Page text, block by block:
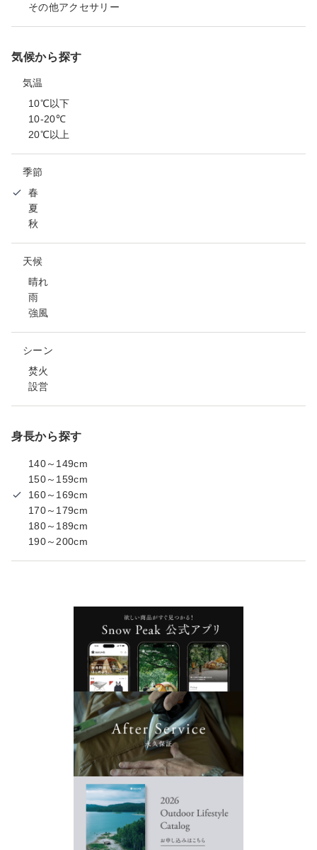
その他アクセサリー
気候から探す
気温
10℃以下
10-20℃
20℃以上
季節
春
夏
秋
天候
晴れ
雨
強風
シーン
焚火
設営
身長から探す
140～149cm
150～159cm
160～169cm
170～179cm
180～189cm
190～200cm